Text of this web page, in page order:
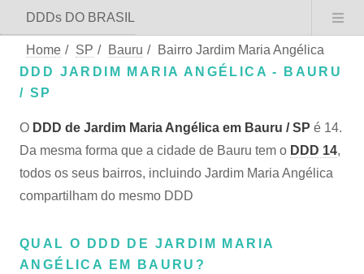
DDDs DO BRASIL
Home / SP / Bauru /
Bairro Jardim Maria Angélica
DDD JARDIM MARIA ANGÉLICA - BAURU
/ SP
O DDD de Jardim Maria Angélica em Bauru / SP é 14.
Da mesma forma que a cidade de Bauru tem o DDD 14,
todos os seus bairros, incluindo Jardim Maria Angélica
compartilham do mesmo DDD
QUAL O DDD DE JARDIM MARIA
ANGÉLICA EM BAURU?